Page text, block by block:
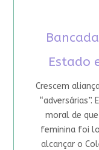
Estado
Crescem
“adversárias”.
moral de
feminina foi
alcançar o